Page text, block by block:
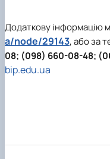
Додаткову інформацію
a/node/29143, або за
08; (098) 660-08-48;
bip.edu.ua